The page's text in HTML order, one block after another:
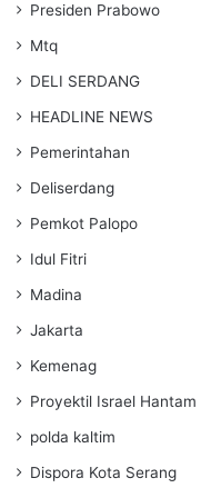
Presiden Prabowo
Mtq
DELI SERDANG
HEADLINE NEWS
Pemerintahan
Deliserdang
Pemkot Palopo
Idul Fitri
Madina
Jakarta
Kemenag
Proyektil Israel Hantam
polda kaltim
Dispora Kota Serang